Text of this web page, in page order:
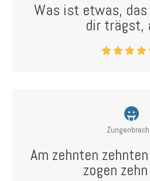
Was ist etwas,
dir trägst,
Am zehnten
zogen